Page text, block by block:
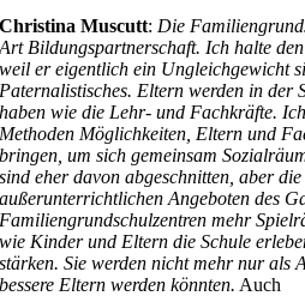
Christina Muscutt: Die
Art Bildungspartnerschaft. Ich halte
weil er eigentlich ein Ungleichgewicht
Paternalistisches. Eltern werden in der
haben wie die Lehr- und Fachkräfte.
Methoden Möglichkeiten, Eltern und
bringen, um sich gemeinsam
sind eher davon abgeschnitten, aber
außerunterrichtlichen Angeboten des
Familiengrundschulzentren mehr
wie Kinder und Eltern die Schule
stärken. Sie werden nicht mehr nur als
bessere Eltern werden könnten. Auch